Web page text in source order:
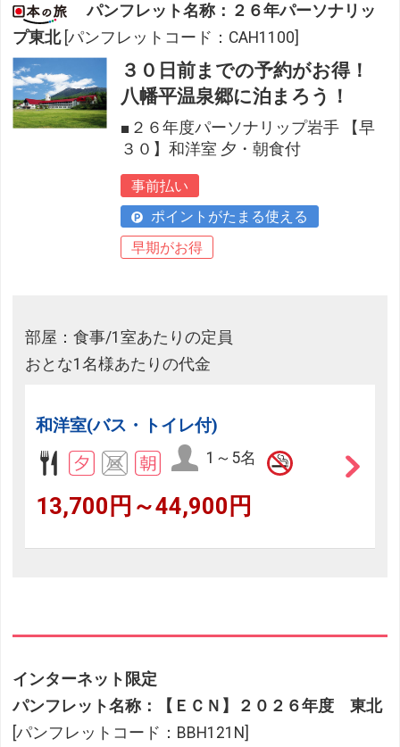
パンフレット名称：２６年パーソナリッ
プ東北 [パンフレットコード：CAH1100]
３０日前までの予約がお得！
八幡平温泉郷に泊まろう！
■２６年度パーソナリップ岩手 【早
３０】和洋室 夕・朝食付
事前払い
ポイントがたまる使える
早期がお得
部屋：食事/1室あたりの定員
おとな1名様あたりの代金
和洋室(バス・トイレ付)
1～5名
13,700円～44,900円
インターネット限定
パンフレット名称：【ＥＣＮ】２０２６年度 東北
[パンフレットコード：BBH121N]